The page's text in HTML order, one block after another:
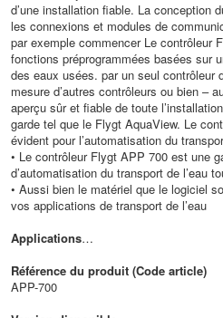
d’une installation fiable. La conception
les connexions et modules de
par exemple commencer Le contrôleur
fonctions préprogrammées basées sur
des eaux usées. par un seul contrôleur
mesure d’autres contrôleurs ou bien –
aperçu sûr et fiable de toute
garde tel que le Flygt AquaView. Le
évident pour l’automatisation du
• Le contrôleur Flygt APP 700 est une
d’automatisation du transport de l’eau
• Aussi bien le matériel que le logiciel
vos applications de transport de l’eau
Applications
• Dans les applications de station de
d’eau sont surveillés avec une grande
pompage, les coûts d’énergie et
Référence du produit (Code article)
APP-700